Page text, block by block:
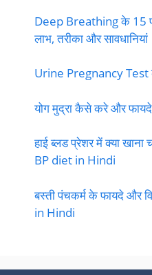
Deep Breathing के 15
लाभ, तरीका और सावधानियां
Urine Pregnancy
योग मुद्रा कैसे करे और
हाई ब्लड प्रेशर में क्या
BP diet in Hindi
बस्ती पंचकर्म के फायदे और
in Hindi